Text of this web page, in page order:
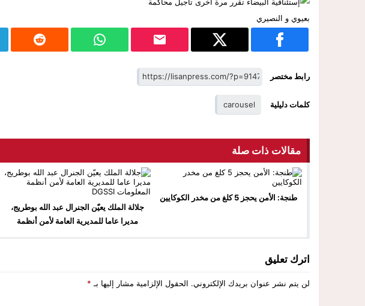
رابط مختصر
كلمات دليلية carousel
مقالات ذات صلة
طنجة: الأمن يحجز 5 كلغ من مخدر الكوكايين
جلالة الملك يعيّن الجنرال عبد الله بوطريج،
مديرا عاما للمديرية العامة لأمن أنظمة
اترك تعليق
لن يتم نشر عنوان بريدك الإلكتروني. الحقول الإلزامية مشار إليها بـ *